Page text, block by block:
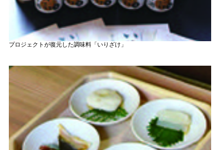
プロジェクトが復元した調味料「いりざけ」